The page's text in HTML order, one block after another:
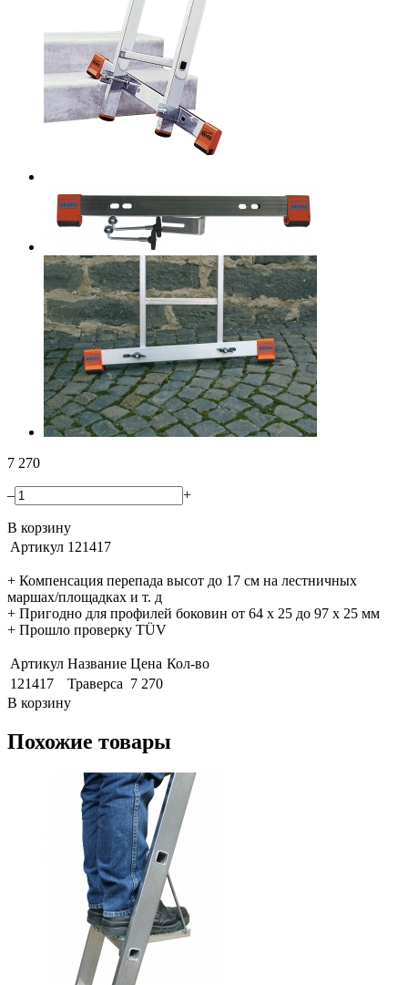
7 270
– +
В корзину
Артикул 121417
+ Компенсация перепада высот до 17 см на лестничных
маршах/площадках и т. д
+ Пригодно для профилей боковин от 64 x 25 до 97 x 25 мм
+ Прошло проверку TÜV
Артикул Название Цена Кол-во
121417
Траверса 7 270
В корзину
Похожие товары